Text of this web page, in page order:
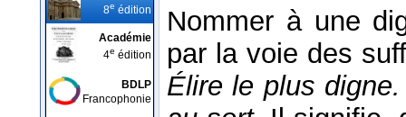
8e édition
Académie
4e édition
BDLP
Francophonie
Nommer à une
par la voie des
Élire le plus